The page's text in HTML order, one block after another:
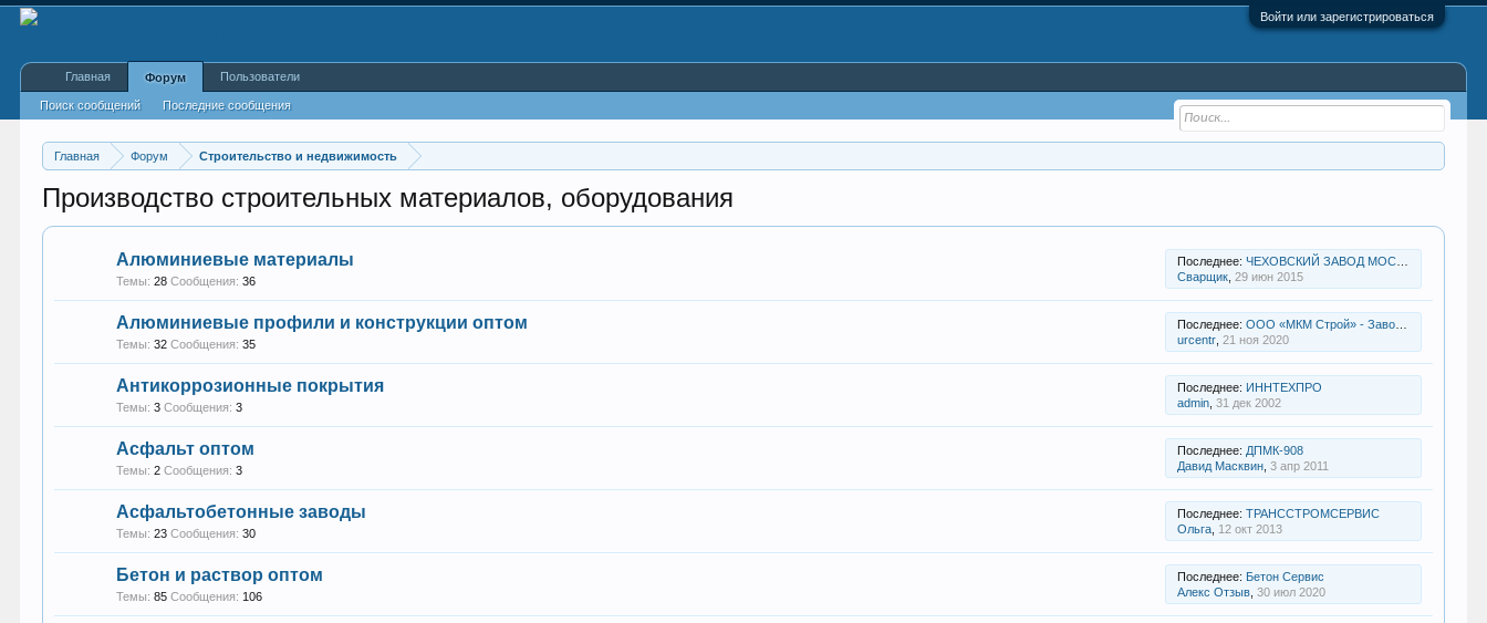
Войти или зарегистрироваться
Главная Форум Строительство и недвижимость
Производство строительных материалов, оборудования
Алюминиевые материалы
Темы: 28 Сообщения: 36
Последнее: ЧЕХОВСКИЙ ЗАВОД МОСТОВЫХ КОНСТРУКЦИЙ
Сварщик, 29 июн 2015
Алюминиевые профили и конструкции оптом
Темы: 32 Сообщения: 35
Последнее: ООО «МКМ Строй» - Завод пластиковых окон
urcentr, 21 ноя 2020
Антикоррозионные покрытия
Темы: 3 Сообщения: 3
Последнее: ИННТЕХПРО
admin, 31 дек 2002
Асфальт оптом
Темы: 2 Сообщения: 3
Последнее: ДПМК-908
Давид Масквин, 3 апр 2011
Асфальтобетонные заводы
Темы: 23 Сообщения: 30
Последнее: ТРАНССТРОМСЕРВИС
Ольга, 12 окт 2013
Бетон и раствор оптом
Темы: 85 Сообщения: 106
Последнее: Бетон Сервис
Алекс Отзыв, 30 июл 2020
Главная Форум
Поиск сообщений Последние сообщения
Пользователи